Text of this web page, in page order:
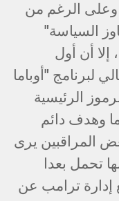
وعلى الرغم من
السياسة"
أن أول
لبرنامج "أوباما
الرئيسية
وهدف دائم
المراقبين يرى
تحمل بعدا
إدارة ترامب عن